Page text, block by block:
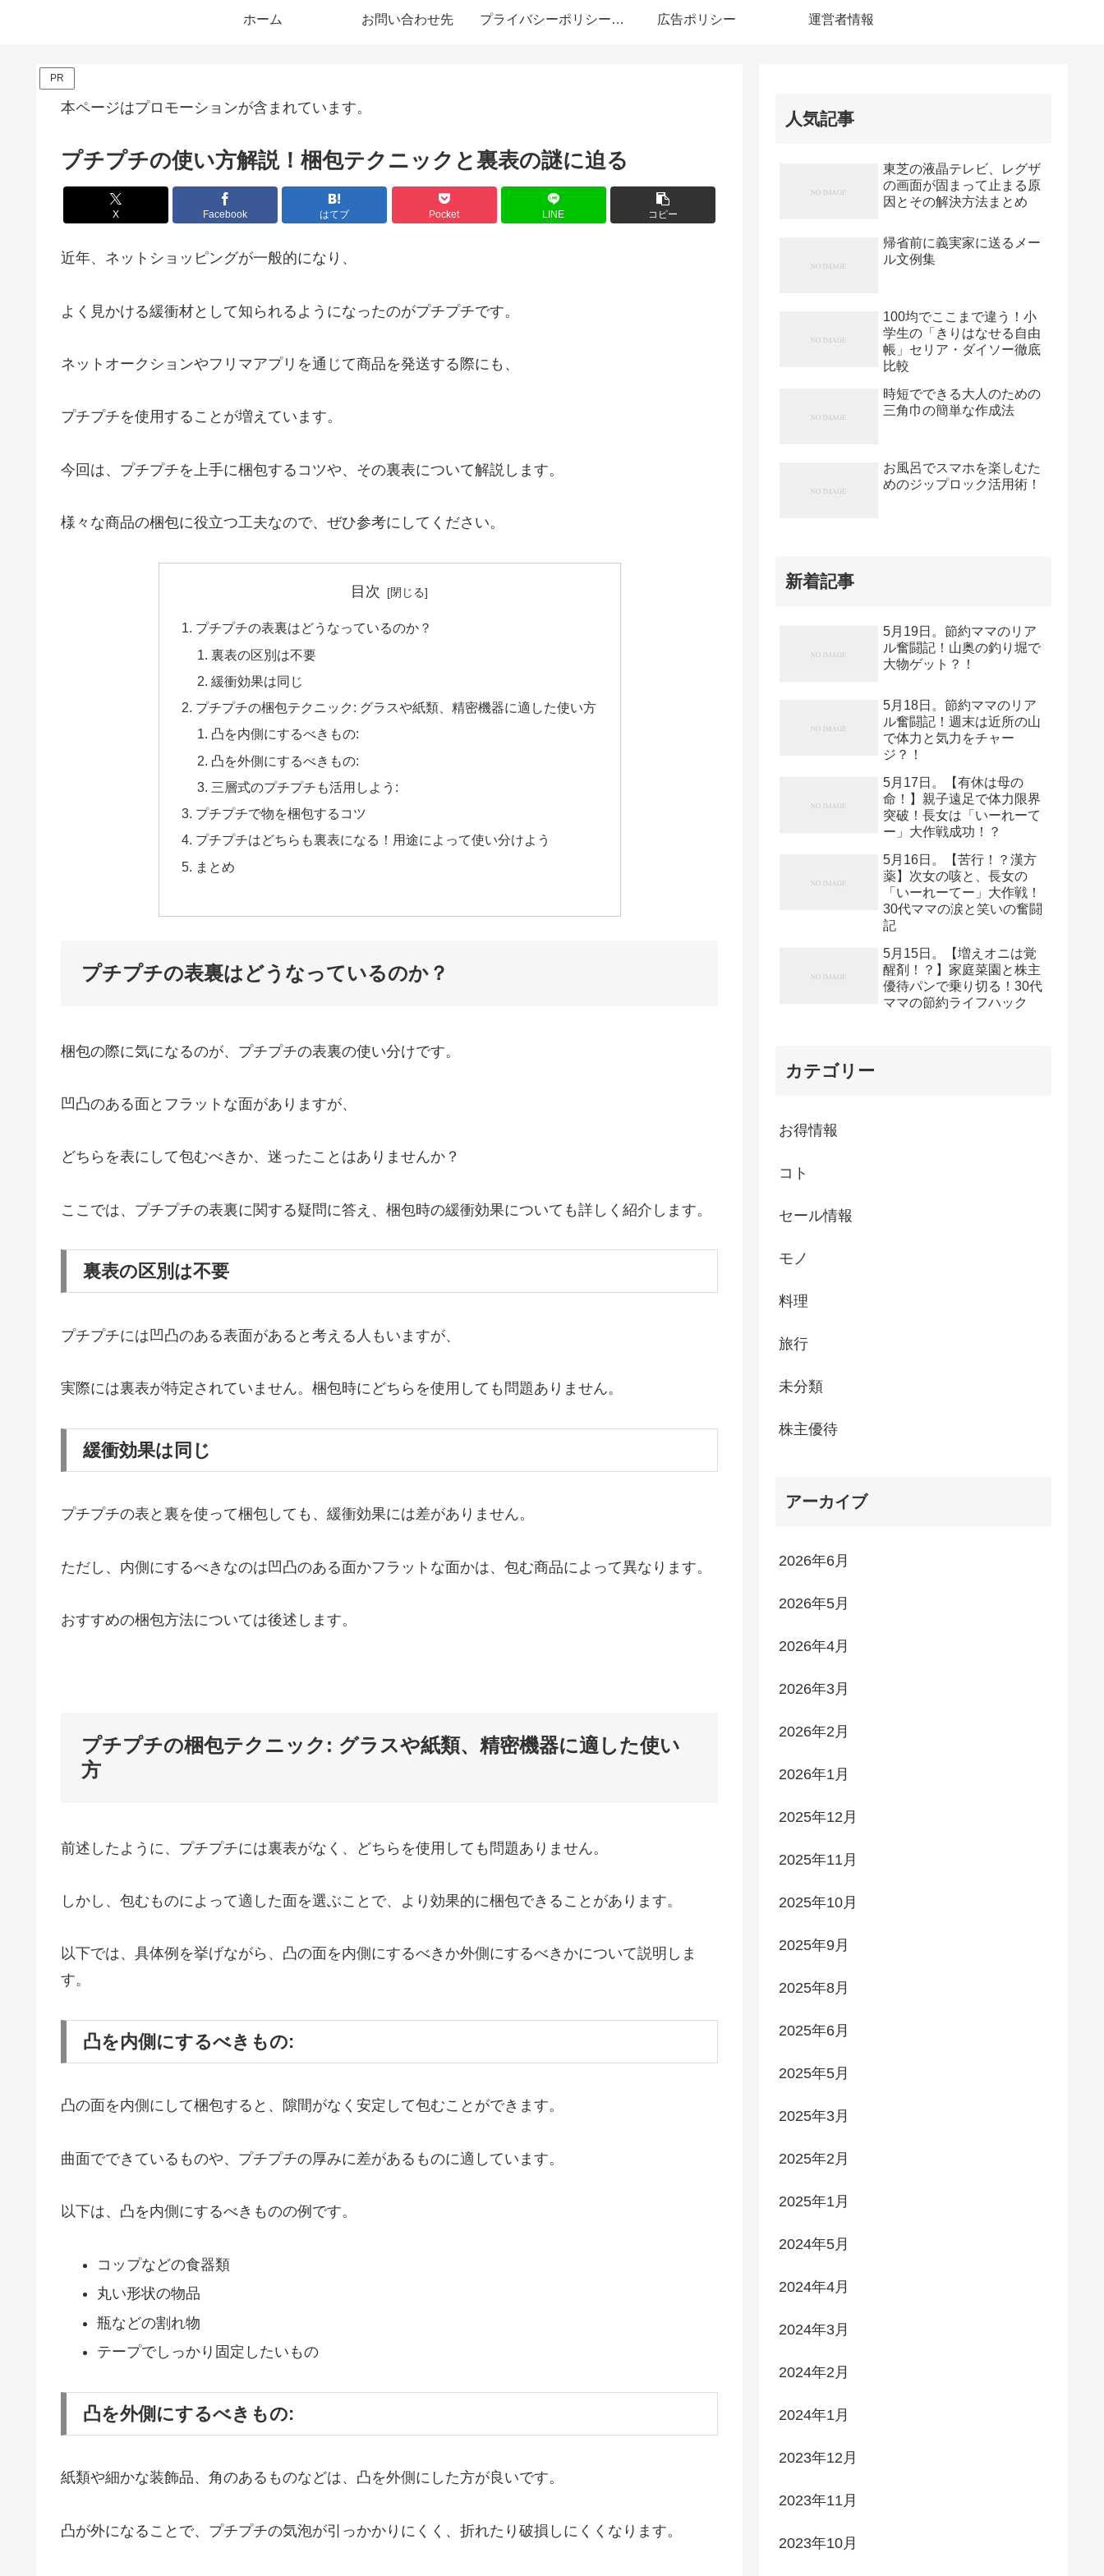
ホーム お問い合わせ先 プライバシーポリシー・免責事項 広告ポリシー 運営者情報
PR
本ページはプロモーションが含まれています。
プチプチの使い方解説！梱包テクニックと裏表の謎に迫る
X Facebook はてブ Pocket LINE コピー
近年、ネットショッピングが一般的になり、
よく見かける緩衝材として知られるようになったのがプチプチです。
ネットオークションやフリマアプリを通じて商品を発送する際にも、
プチプチを使用することが増えています。
今回は、プチプチを上手に梱包するコツや、その裏表について解説します。
様々な商品の梱包に役立つ工夫なので、ぜひ参考にしてください。
目次
プチプチの表裏はどうなっているのか？
裏表の区別は不要
緩衝効果は同じ
プチプチの梱包テクニック: グラスや紙類、精密機器に適した使い方
凸を内側にするべきもの:
凸を外側にするべきもの:
三層式のプチプチも活用しよう:
プチプチで物を梱包するコツ
プチプチはどちらも裏表になる！用途によって使い分けよう
まとめ
プチプチの表裏はどうなっているのか？
梱包の際に気になるのが、プチプチの表裏の使い分けです。
凹凸のある面とフラットな面がありますが、
どちらを表にして包むべきか、迷ったことはありませんか？
ここでは、プチプチの表裏に関する疑問に答え、梱包時の緩衝効果についても詳しく紹介します。
裏表の区別は不要
プチプチには凹凸のある表面があると考える人もいますが、
実際には裏表が特定されていません。梱包時にどちらを使用しても問題ありません。
緩衝効果は同じ
プチプチの表と裏を使って梱包しても、緩衝効果には差がありません。
ただし、内側にするべきなのは凹凸のある面かフラットな面かは、包む商品によって異なります。
おすすめの梱包方法については後述します。
プチプチの梱包テクニック: グラスや紙類、精密機器に適した使い
方
前述したように、プチプチには裏表がなく、どちらを使用しても問題ありません。
しかし、包むものによって適した面を選ぶことで、より効果的に梱包できることがあります。
以下では、具体例を挙げながら、凸の面を内側にするべきか外側にするべきかについて説明しま
す。
凸を内側にするべきもの:
凸の面を内側にして梱包すると、隙間がなく安定して包むことができます。
曲面でできているものや、プチプチの厚みに差があるものに適しています。
以下は、凸を内側にするべきものの例です。
コップなどの食器類
丸い形状の物品
瓶などの割れ物
テープでしっかり固定したいもの
凸を外側にするべきもの:
紙類や細かな装飾品、角のあるものなどは、凸を外側にした方が良いです。
凸が外になることで、プチプチの気泡が引っかかりにくく、折れたり破損しにくくなります。
人気記事
東芝の液晶テレビ、レグザ
の画面が固まって止まる原
因とその解決方法まとめ
帰省前に義実家に送るメー
ル文例集
100均でここまで違う！小
学生の「きりはなせる自由
帳」セリア・ダイソー徹底
比較
時短でできる大人のための
三角巾の簡単な作成法
お風呂でスマホを楽しむた
めのジップロック活用術！
新着記事
5月19日。節約ママのリア
ル奮闘記！山奥の釣り堀で
大物ゲット？！
5月18日。節約ママのリア
ル奮闘記！週末は近所の山
で体力と気力をチャー
ジ？！
5月17日。【有休は母の
命！】親子遠足で体力限界
突破！長女は「いーれーて
ー」大作戦成功！？
5月16日。【苦行！？漢方
薬】次女の咳と、長女の
「いーれーてー」大作戦！
30代ママの涙と笑いの奮闘
記
5月15日。【増えオニは覚
醒剤！？】家庭菜園と株主
優待パンで乗り切る！30代
ママの節約ライフハック
カテゴリー
お得情報
コト
セール情報
モノ
料理
旅行
未分類
株主優待
アーカイブ
2026年6月
2026年5月
2026年4月
2026年3月
2026年2月
2026年1月
2025年12月
2025年11月
2025年10月
2025年9月
2025年8月
2025年6月
2025年5月
2025年3月
2025年2月
2025年1月
2024年5月
2024年4月
2024年3月
2024年2月
2024年1月
2023年12月
2023年11月
2023年10月